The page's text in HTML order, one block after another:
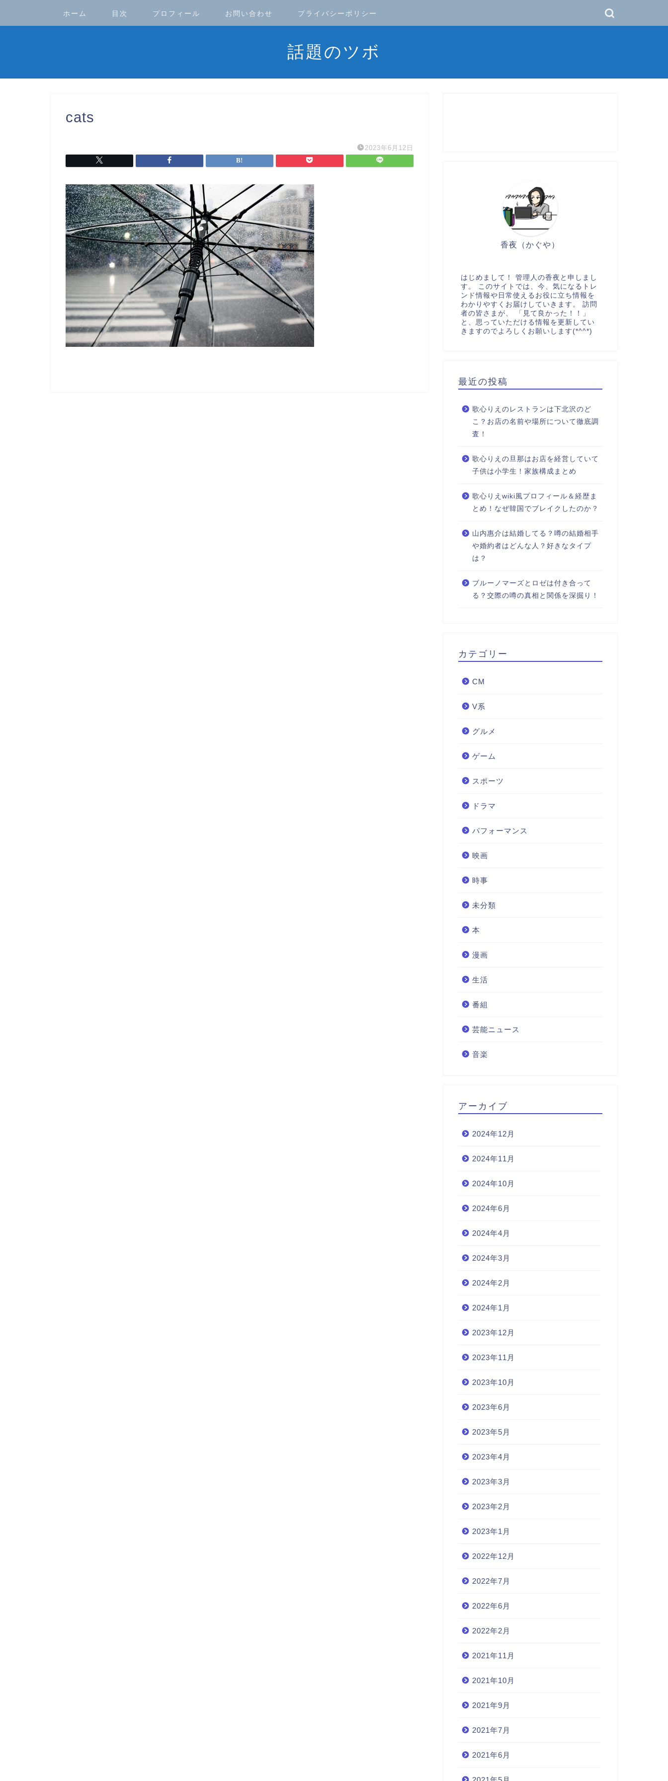
ホーム 目次 プロフィール お問い合わせ プライバシーポリシー
話題のツボ
cats
2023年6月12日
香夜（かぐや）
はじめまして！ 管理人の香夜と申しまし
す。 このサイトでは、今、気になるトレ
ンド情報や日常使えるお役に立ち情報を
わかりやすくお届けしていきます。 訪問
者の皆さまが、 「見て良かった！！」
と、思っていただける情報を更新してい
きますのでよろしくお願いします(*^^*)
最近の投稿
歌心りえのレストランは下北沢のど
こ？お店の名前や場所について徹底調
査！
歌心りえの旦那はお店を経営していて
子供は小学生！家族構成まとめ
歌心りえwiki風プロフィール＆経歴ま
とめ！なぜ韓国でブレイクしたのか？
山内惠介は結婚してる？噂の結婚相手
や婚約者はどんな人？好きなタイプ
は？
ブルーノマーズとロゼは付き合って
る？交際の噂の真相と関係を深掘り！
カテゴリー
CM
V系
グルメ
ゲーム
スポーツ
ドラマ
パフォーマンス
映画
時事
未分類
本
漫画
生活
番組
芸能ニュース
音楽
アーカイブ
2024年12月
2024年11月
2024年10月
2024年6月
2024年4月
2024年3月
2024年2月
2024年1月
2023年12月
2023年11月
2023年10月
2023年6月
2023年5月
2023年4月
2023年3月
2023年2月
2023年1月
2022年12月
2022年7月
2022年6月
2022年2月
2021年11月
2021年10月
2021年9月
2021年7月
2021年6月